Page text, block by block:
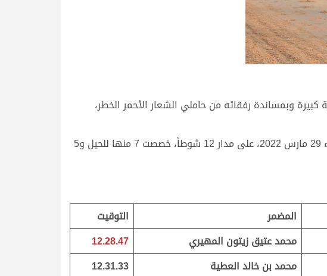
وبمساندة رفقائه من حاملي الشعار الأحمر الخطر،
وتواصلت منافسات الحيل والزمول المخصصة لهجن أصحاب السمو والسعادة الشيخ صباح اليوم الثلاثاء 29 مارس 2022، على مدار 12 شوطاً، خصصت 7 منها للحيل و5
المضمر
التوقيت
محمد عتيق زيتون المهيري
12.28.47
محمد بن خالد العطية
12.31.33